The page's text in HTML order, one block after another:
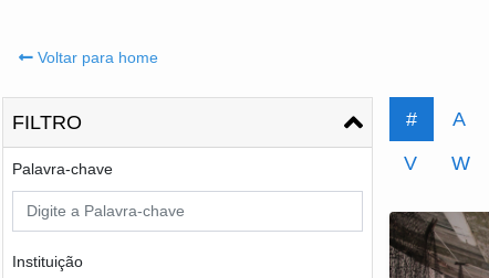
Voltar para home
FILTRO
Palavra-chave
Instituição
# A
V
W